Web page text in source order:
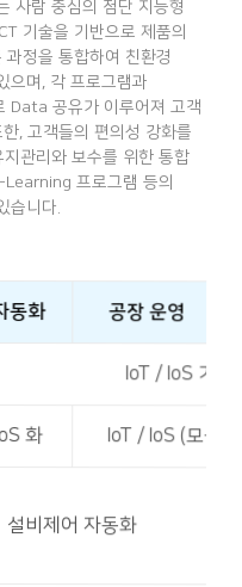
사람 중심의 첨단 지능형
기술을 기반으로 제품의
정을 통합하여 친환경
으며, 각 프로그램과
Data 공유가 이루어져 고객
, 고객들의 편의성 강화를
관리와 보수를 위한 통합
프로그램 등의
습니다.
동화 공장 운영
IoT / IoS 기반
화 IoT / IoS (모듈)
설비제어 자동화